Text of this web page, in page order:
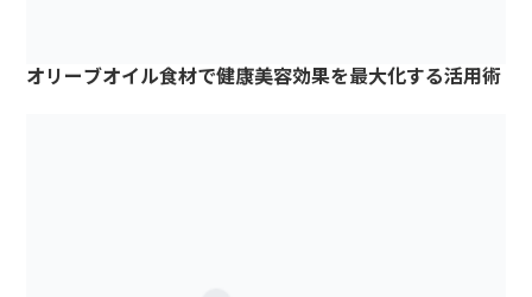
オリーブオイル食材で健康美容効果を最大化する活用術